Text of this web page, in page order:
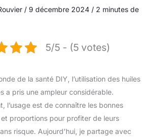
/ 9 décembre 2024 / 2 minutes de
5/5 - (5 votes)
de la santé DIY, l’utilisation des huiles
a pris une ampleur considérable.
l’usage est de connaître les bonnes
proportions pour profiter de leurs
risque. Aujourd’hui, je partage avec